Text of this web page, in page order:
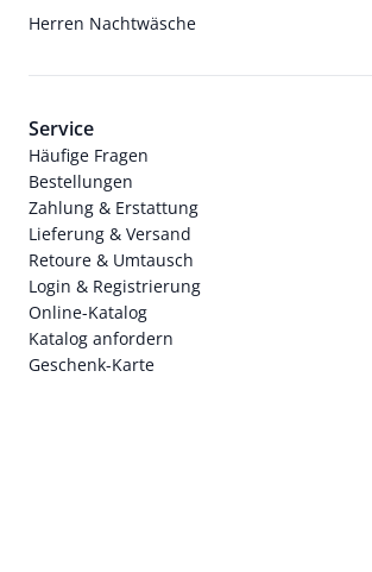
Herren Nachtwäsche
Service
Häufige Fragen
Bestellungen
Zahlung & Erstattung
Lieferung & Versand
Retoure & Umtausch
Login & Registrierung
Online-Katalog
Katalog anfordern
Geschenk-Karte